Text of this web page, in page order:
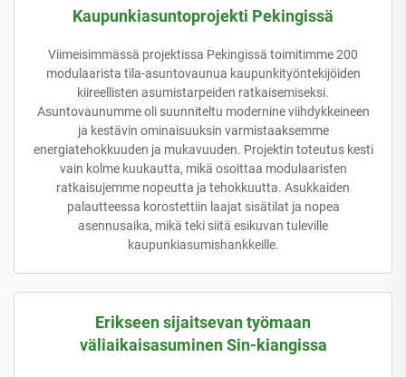
Kaupunkiasuntoprojekti Pekingissä
Viimeisimmässä projektissa Pekingissä toimitimme 200
modulaarista tila-asuntovaunua kaupunkityöntekijöiden
kiireellisten asumistarpeiden ratkaisemiseksi.
Asuntovaunumme oli suunniteltu modernine viihdykkeineen
ja kestävin ominaisuuksin varmistaaksemme
energiatehokkuuden ja mukavuuden. Projektin toteutus kesti
vain kolme kuukautta, mikä osoittaa modulaaristen
ratkaisujemme nopeutta ja tehokkuutta. Asukkaiden
palautteessa korostettiin laajat sisätilat ja nopea
asennusaika, mikä teki siitä esikuvan tuleville
kaupunkiasumishankkeille.
Erikseen sijaitsevan työmaan
väliaikaisasuminen Sin-kiangissa